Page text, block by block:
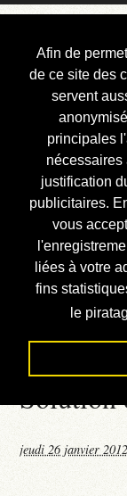
Afin de
de ce site des
servent
principales
nécessaires
justification
publicitaires.
vous
liées à votre
fins
le
Blog
Bienvenue
Réalisations
Divers (et d’été)
Annonces
Liens externes
Téléchargement
Contact
Solution
jeudi 26 janvier